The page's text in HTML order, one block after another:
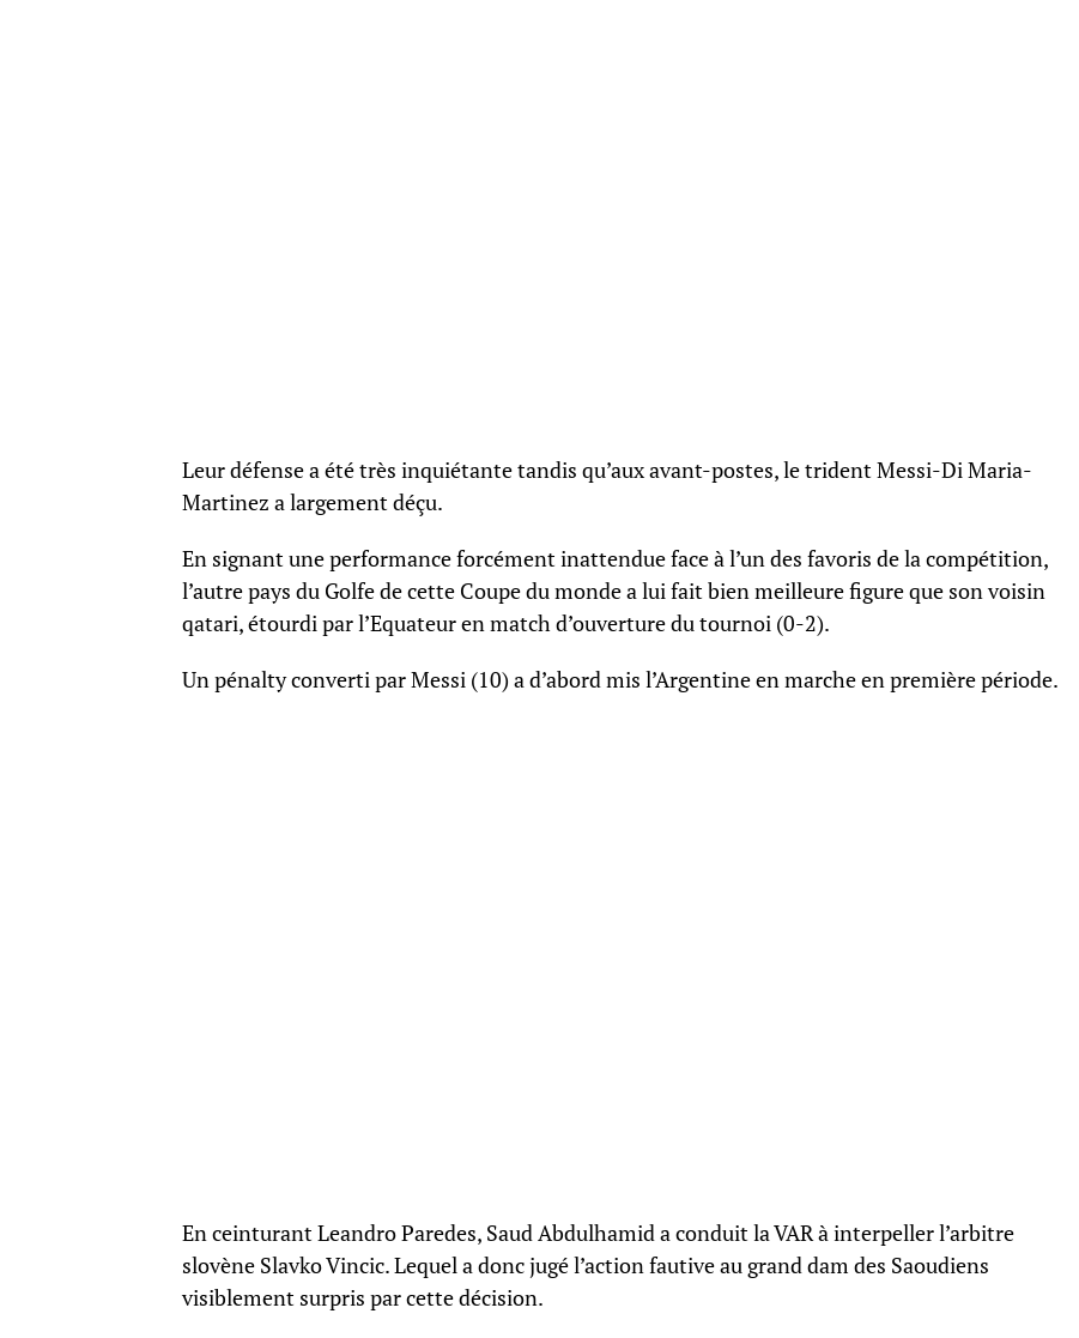
Leur défense a été très inquiétante tandis qu’aux avant-postes, le trident Messi-Di Maria-
Martinez a largement déçu.
En signant une performance forcément inattendue face à l’un des favoris de la compétition,
l’autre pays du Golfe de cette Coupe du monde a lui fait bien meilleure figure que son voisin
qatari, étourdi par l’Equateur en match d’ouverture du tournoi (0-2).
Un pénalty converti par Messi (10) a d’abord mis l’Argentine en marche en première période.
En ceinturant Leandro Paredes, Saud Abdulhamid a conduit la VAR à interpeller l’arbitre
slovène Slavko Vincic. Lequel a donc jugé l’action fautive au grand dam des Saoudiens
visiblement surpris par cette décision.